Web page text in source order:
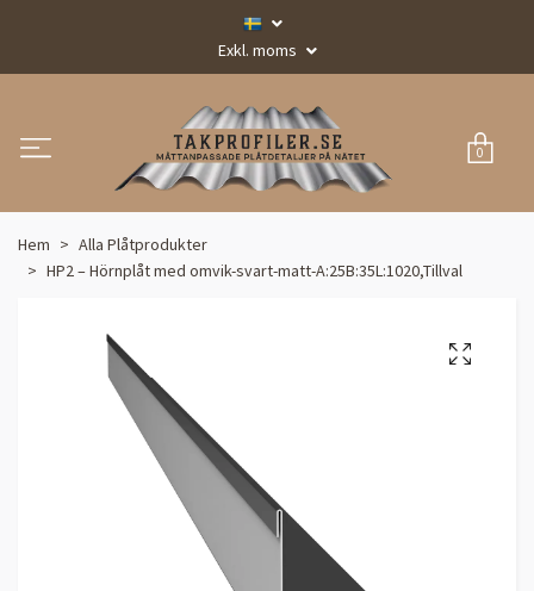
Exkl. moms
0
Hem
Alla Plåtprodukter
HP2 – Hörnplåt med omvik-svart-matt-A:25B:35L:1020,Tillval